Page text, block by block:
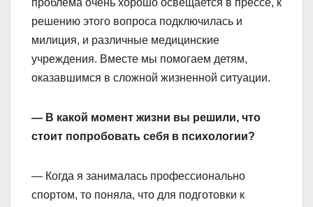
проблема очень хорошо освещается в прессе, к
решению этого вопроса подключилась и
милиция, и различные медицинские
учреждения. Вместе мы помогаем детям,
оказавшимся в сложной жизненной ситуации.
— В какой момент жизни вы решили, что
стоит попробовать себя в психологии?
— Когда я занималась профессионально
спортом, то поняла, что для подготовки к